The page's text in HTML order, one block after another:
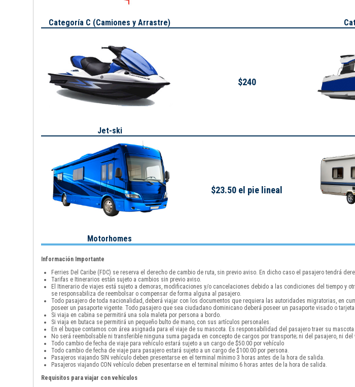
Categoría C (Camiones y Arrastre)
Jet-ski
$240
Motorhomes
$23.50 el pie lineal
Información Importante
Ferries Del Caribe (FDC) se reserva el derecho de cambio de ruta, sin previo aviso. En dicho caso el pasajero tendrá
Tarifas e Itinerarios están sujeto a cambios sin previo aviso.
El Itinerario de viajes está sujeto a demoras, modificaciones y/o cancelaciones debido a las condiciones del tiempo y
se responsabiliza de reembolsar o compensar de forma alguna al pasajero.
Todo pasajero de toda nacionalidad, deberá viajar con los documentos que requiera las autoridades migratorias, en
poseer un pasaporte vigente. Todo pasajero que sea ciudadano dominicano deberá poseer un pasaporte visado o
Si viaja en cabina se permitirá una sola maleta por persona a bordo.
Si viaja en butaca se permitirá un pequeño bulto de mano, con sus artículos personales.
En el buque contamos con área asignada para el viaje de su mascota. Es responsabilidad del pasajero traer su
No será reembolsable ni transferible ninguna suma pagada en concepto de cargos por transporte; ni del pasajero, ni del
Todo cambio de fecha de viaje para vehículo estará sujeto a un cargo de $50.00 por vehículo
Todo cambio de fecha de viaje para pasajero estará sujeto a un cargo de $100.00 por persona.
Pasajeros viajando SIN vehículo deben presentarse en el terminal mínimo 3 horas antes de la hora de salida.
Pasajeros viajando CON vehículo deben presentarse en el terminal mínimo 6 horas antes de la hora de salida.
Requisitos para viajar con vehículos